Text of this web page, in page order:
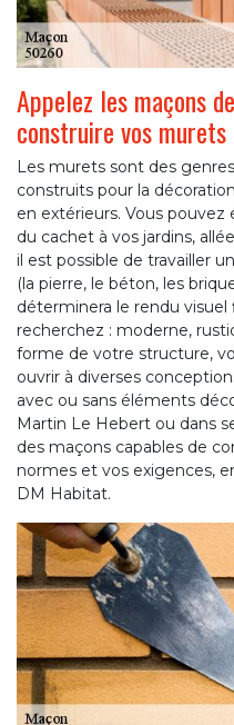
Appelez les maçons
construire vos murets
Les murets sont des
construits pour la
en extérieurs. Vous
du cachet à vos jardins,
il est possible de travailler
(la pierre, le béton, les
déterminera le rendu
recherchez : moderne,
forme de votre structure,
ouvrir à diverses
avec ou sans éléments
Martin Le Hebert ou dans
des maçons capables de
normes et vos exigences,
DM Habitat.